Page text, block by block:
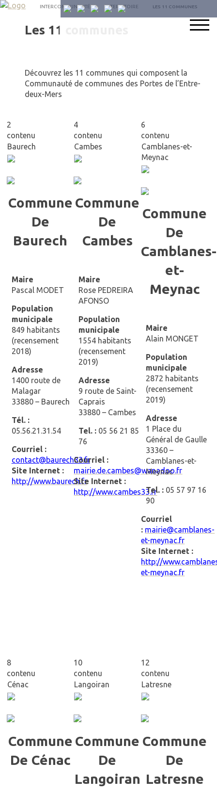
ACCUEIL INTERCOMMUNALITÉ LE TERRITOIRE LES 11 COMMUNES
Les 11 communes
Découvrez les 11 communes qui composent la
Communauté de communes des Portes de l’Entre-
deux-Mers
2
contenu
Baurech
Commune
De
Baurech
Maire
Pascal MODET
Population
municipale
849 habitants
(recensement
2018)
Adresse
1400 route de
Malagar
33880 – Baurech
Tél. :
05.56.21.31.54
Courriel :
contact@baurech33.fr
Site Internet :
http://www.baurech.fr
4
contenu
Cambes
Commune
De
Cambes
Maire
Rose PEDREIRA
AFONSO
Population
municipale
1554 habitants
(recensement
2019)
Adresse
9 route de Saint-
Caprais
33880 – Cambes
Tel. : 05 56 21 85
76
Courriel :
mairie.de.cambes@wanadoo.fr
Site Internet :
http://www.cambes33.fr
6
contenu
Camblanes-et-
Meynac
Commune
De
Camblanes-
et-
Meynac
Maire
Alain MONGET
Population
municipale
2872 habitants
(recensement
2019)
Adresse
1 Place du
Général de Gaulle
33360 –
Camblanes-et-
Meynac
Tel. : 05 57 97 16
90
Courriel
: mairie@camblanes-
et-meynac.fr
Site Internet :
http://
et-meynac.fr
8
contenu
Cénac
Commune
De Cénac
10
contenu
Langoiran
Commune
De
Langoiran
12
contenu
Latresne
Commune
De
Latresne